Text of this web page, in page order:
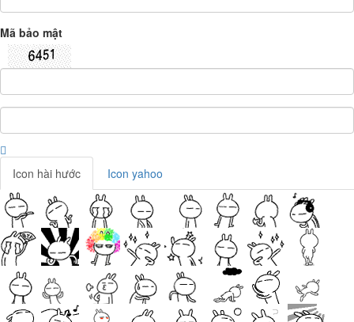
Mã bảo mật
Icon hài hước Icon yahoo